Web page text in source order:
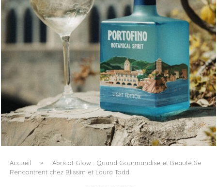
PORTOFINO CHERCHE L’INTENSITÉ À VINGT DEGRÉS
Accueil »
Abricot Glow : Quand Gourmandise et Beauté Se
Rencontrent chez Blissim et Laura Todd